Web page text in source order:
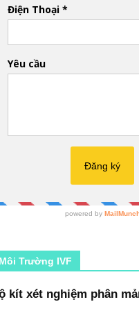
Trường IVF
kít xét nghiệm phân